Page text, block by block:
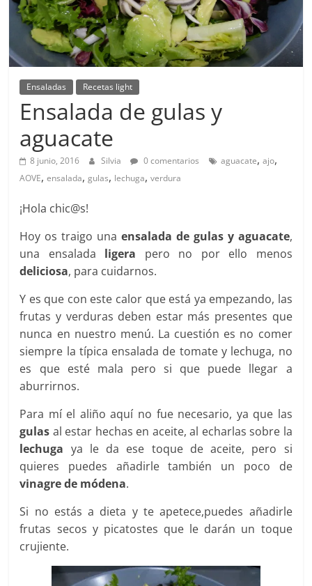
Ensaladas Recetas light
Ensalada de gulas y
aguacate
8 junio, 2016 Silvia 0 comentarios aguacate,ajo,
AOVE,ensalada,gulas, lechuga,verdura
¡Hola chic@s!
Hoy os traigo una ensalada de gulas y aguacate,
una ensalada ligera pero no por ello menos
deliciosa, para cuidarnos.
Y es que con este calor que está ya empezando, las
frutas y verduras deben estar más presentes que
nunca en nuestro menú. La cuestión es no comer
siempre la típica ensalada de tomate y lechuga, no
es que esté mala pero si que puede llegar a
aburrirnos.
Para mí el aliño aquí no fue necesario, ya que las
gulas al estar hechas en aceite, al echarlas sobre la
lechuga ya le da ese toque de aceite, pero si
quieres puedes añadirle también un poco de
vinagre de módena.
Si no estás a dieta y te apetece,puedes añadirle
frutas secos y picatostes que le darán un toque
crujiente.